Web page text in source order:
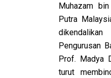
Muhazam
Putra
Pengurusan
Prof. Madya
turut